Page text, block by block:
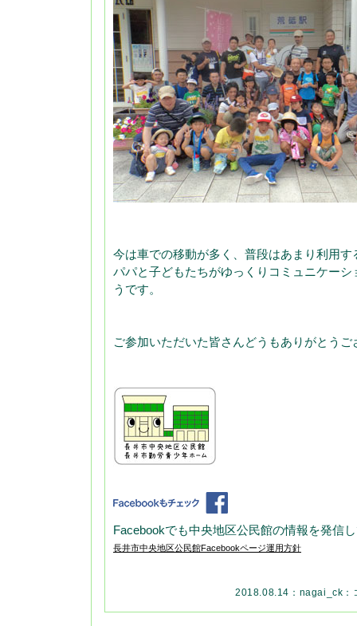
今は車での移動が多く、普段はあまり利用
パパと子どもたちがゆっくりコミュニケー
うです。
ご参加いただいた皆さんどうもありがとうご
Facebookでも中央地区公民館の情報を発信
長井市中央地区公民館Facebookページ運用方針
2018.08.14： nagai_ck ：